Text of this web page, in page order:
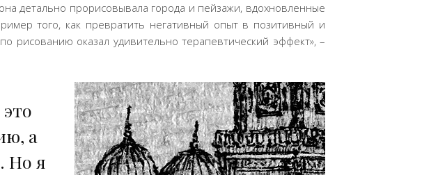
детально прорисовывала города и пейзажи, вдохновленные
того, как превратить негативный опыт в позитивный и
рисованию оказал удивительно терапевтический эффект», –
а
Но я